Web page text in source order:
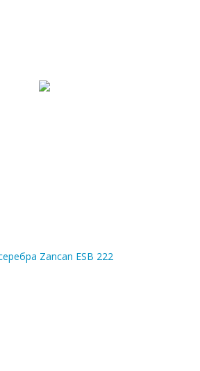
Zancan ESB 222